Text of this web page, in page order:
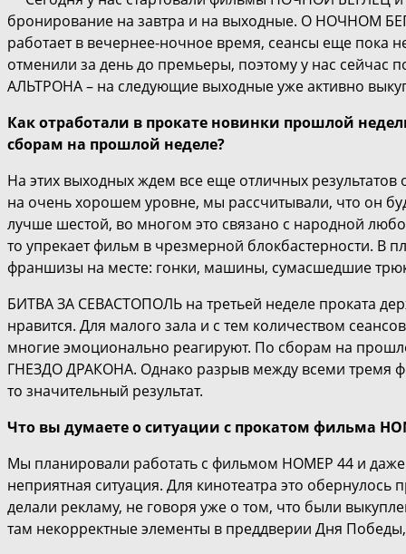
бронирование на завтра и на выходные. О НОЧНОМ
работает в вечернее-ночное время, сеансы еще пока
отменили за день до премьеры, поэтому у нас
АЛЬТРОНА – на следующие выходные уже активно
Как отработали в прокате новинки прошлой
сборам на прошлой неделе?
На этих выходных ждем все еще отличных
на очень хорошем уровне, мы рассчитывали, что он
лучше шестой, во многом это связано с народной
то упрекает фильм в чрезмерной блокбастерности. В
франшизы на месте: гонки, машины, сумасшедшие
БИТВА ЗА СЕВАСТОПОЛЬ на третьей неделе проката
нравится. Для малого зала и с тем количеством
многие эмоционально реагируют. По сборам на
ГНЕЗДО ДРАКОНА. Однако разрыв между всеми тремя
то значительный результат.
Что вы думаете о ситуации с прокатом фильма
Мы планировали работать с фильмом НОМЕР 44 и даже
неприятная ситуация. Для кинотеатра это
делали рекламу, не говоря уже о том, что были
там некорректные элементы в преддверии Дня